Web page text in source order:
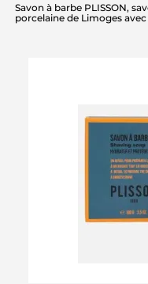
Savon à barbe PLISSON,
porcelaine de Limoges